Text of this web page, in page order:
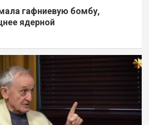
гафниевую бомбу,
ядерной